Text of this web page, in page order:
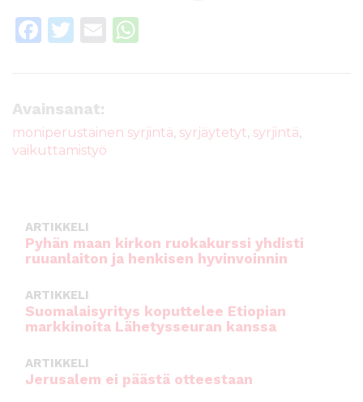
F
e
b
o
T
te
r
E
A
Avainsanat:
moniperustainen syrjintä, syrjäytetyt, syrjintä,
vaikuttamistyö
ARTIKKELI
Pyhän maan kirkon ruokakurssi yhdisti
ruuanlaiton ja henkisen hyvinvoinnin
ARTIKKELI
Suomalaisyritys koputtelee Etiopian
markkinoita Lähetysseuran kanssa
ARTIKKELI
Jerusalem ei päästä otteestaan